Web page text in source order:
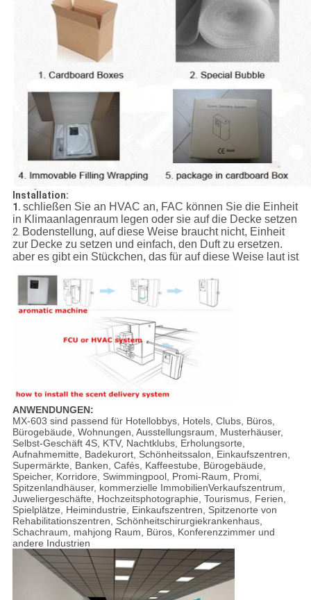
Installation:
1. schließen Sie an HVAC an, FAC können Sie die Einheit
in Klimaanlagenraum legen oder sie auf die Decke setzen
2. Bodenstellung, auf diese Weise braucht nicht, Einheit
zur Decke zu setzen und einfach, den Duft zu ersetzen.
aber es gibt ein Stückchen, das für auf diese Weise laut ist
ANWENDUNGEN:
MX-603 sind passend für Hotellobbys, Hotels, Clubs, Büros,
Bürogebäude, Wohnungen, Ausstellungsraum, Musterhäuser,
Selbst-Geschäft 4S, KTV, Nachtklubs, Erholungsorte,
Aufnahmemitte, Badekurort, Schönheitssalon, Einkaufszentren,
Supermärkte, Banken, Cafés, Kaffeestube, Bürogebäude,
Speicher, Korridore, Swimmingpool, Promi-Raum, Promi,
Spitzenlandhäuser, kommerzielle ImmobilienVerkaufszentrum,
Juweliergeschäfte, Hochzeitsphotographie, Tourismus, Ferien,
Spielplätze, Heimindustrie, Einkaufszentren, Spitzenorte von
Rehabilitationszentren, Schönheitschirurgiekrankenhaus,
Schachraum, mahjong Raum, Büros, Konferenzzimmer und
andere Industrien